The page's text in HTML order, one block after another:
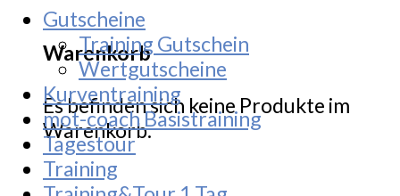
Warenkorb
Es befinden sich keine Produkte im
Warenkorb.
Gutscheine
Training Gutschein
Wertgutscheine
Kurventraining
mot-coach Basistraining
Tagestour
Training